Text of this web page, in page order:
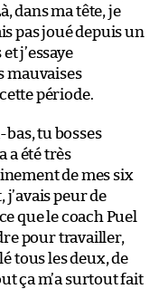
dans ma tête, je
pas joué depuis un
j’essaye
mauvaises
période.
bas, tu bosses
a été très
de mes six
j’avais peur de
que le coach Puel
pour travailler,
tous les deux, de
ça m’a surtout fait